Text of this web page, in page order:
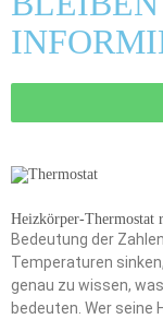
Heizkörper-Thermostat
Bedeutung der
Temperaturen
genau zu wissen,
bedeuten. Wer